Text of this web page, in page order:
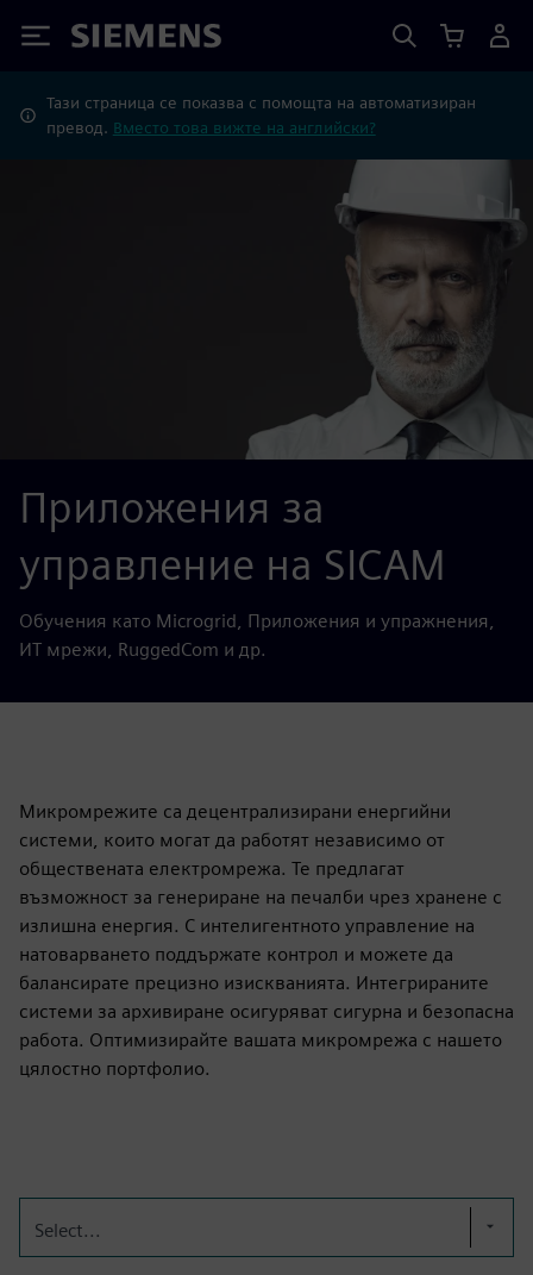
Siemens
Тази страница се показва с помощта на автоматизиран
превод. Вместо това вижте на английски?
Приложения за
управление на SICAM
Обучения като Microgrid, Приложения и упражнения,
ИТ мрежи, RuggedCom и др.
Микромрежите са децентрализирани енергийни
системи, които могат да работят независимо от
обществената електромрежа. Те предлагат
възможност за генериране на печалби чрез хранене с
излишна енергия. С интелигентното управление на
натоварването поддържате контрол и можете да
балансирате прецизно изискванията. Интегрираните
системи за архивиране осигуряват сигурна и безопасна
работа. Оптимизирайте вашата микромрежа с нашето
цялостно портфолио.
Select...